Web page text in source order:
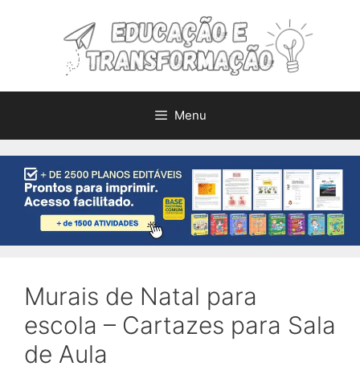
Menu
Murais de Natal para
escola – Cartazes para Sala
de Aula